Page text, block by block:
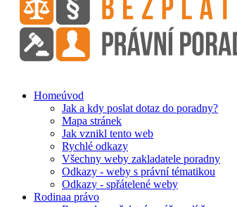
Homeúvod
Jak a kdy poslat dotaz do poradny?
Mapa stránek
Jak vznikl tento web
Rychlé odkazy
Všechny weby zakladatele poradny
Odkazy - weby s právní tématikou
Odkazy - spřátelené weby
Rodinaa právo